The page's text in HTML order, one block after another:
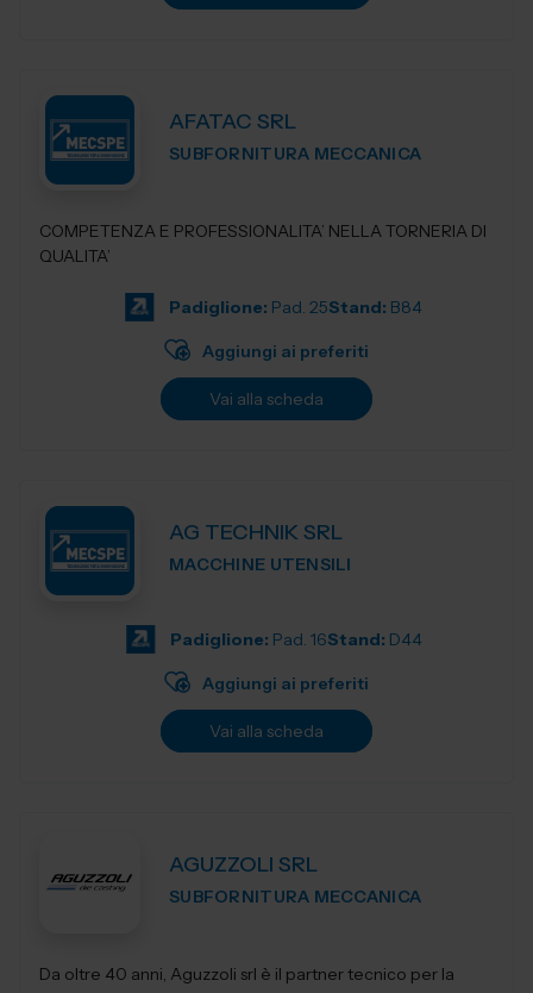
AFATAC SRL
SUBFORNITURA MECCANICA
COMPETENZA E PROFESSIONALITA’ NELLA TORNERIA DI
QUALITA’
Padiglione: Pad. 25Stand: B84
Aggiungi ai preferiti
Vai alla scheda
AG TECHNIK SRL
MACCHINE UTENSILI
Padiglione: Pad. 16Stand: D44
Aggiungi ai preferiti
Vai alla scheda
AGUZZOLI SRL
SUBFORNITURA MECCANICA
Da oltre 40 anni, Aguzzoli srl è il partner tecnico per la